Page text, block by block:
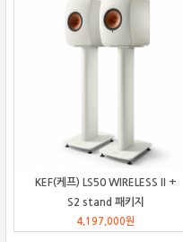
KEF(케프) LS50 WIRELESS II +
S2 stand 패키지
4,197,000원